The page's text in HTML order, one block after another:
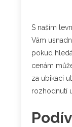
S naším
Vám
pokud
cenám
za ubikaci
rozhodnutí